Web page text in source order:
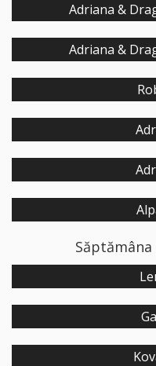
Adriana &
Adriana &
Săptămâna